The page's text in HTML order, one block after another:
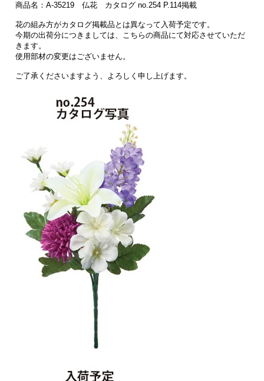
商品名：A-35219 仏花 カタログ no.254 P.114掲載
花の組み方がカタログ掲載品とは異なって入荷予定です。
今期の出荷分につきましては、こちらの商品にて対応させていただ
きます。
使用部材の変更はございません。
ご了承くださいますよう、よろしく申し上げます。